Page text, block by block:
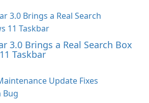
3.0 Brings a Real Search Box
Taskbar